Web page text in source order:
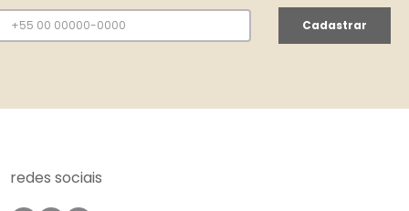
Cadastrar
redes sociais